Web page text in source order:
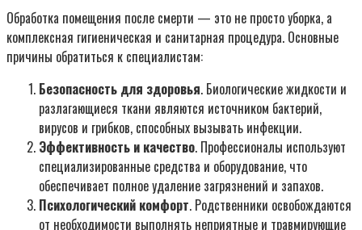
Обработка помещения после смерти — это не просто уборка, а
комплексная гигиеническая и санитарная процедура. Основные
причины обратиться к специалистам:
Безопасность для здоровья. Биологические жидкости и
разлагающиеся ткани являются источником бактерий,
вирусов и грибков, способных вызывать инфекции.
Эффективность и качество. Профессионалы используют
специализированные средства и оборудование, что
обеспечивает полное удаление загрязнений и запахов.
Психологический комфорт. Родственники освобождаются
от необходимости выполнять неприятные и травмирующие